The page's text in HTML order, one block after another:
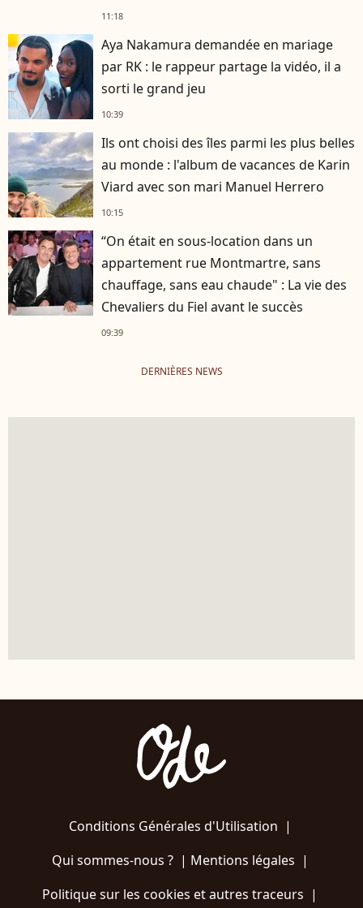
11:18
Aya Nakamura demandée en mariage
par RK : le rappeur partage la vidéo, il a
sorti le grand jeu
10:39
Ils ont choisi des îles parmi les plus belles
au monde : l'album de vacances de Karin
Viard avec son mari Manuel Herrero
10:15
“On était en sous-location dans un
appartement rue Montmartre, sans
chauffage, sans eau chaude" : La vie des
Chevaliers du Fiel avant le succès
09:39
DERNIÈRES NEWS
Conditions Générales d'Utilisation |
Qui sommes-nous ?| Mentions légales |
Politique sur les cookies et autres traceurs |